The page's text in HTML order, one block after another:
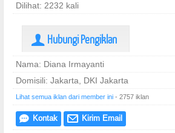
Dilihat: 2232 kali
U Hubungi Pengiklan
Nama: Diana Irmayanti
Domisili: Jakarta, DKI Jakarta
Lihat semua iklan dari member ini - 2757 iklan
e Kontak @ Kirim Email